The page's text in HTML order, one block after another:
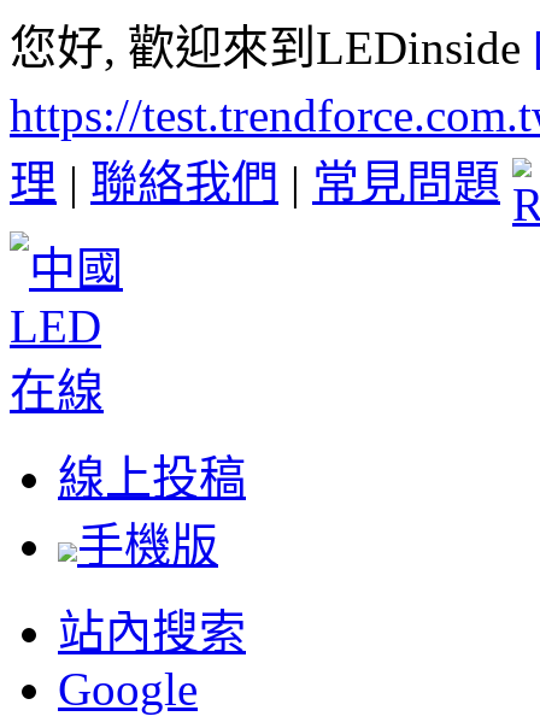
您好, 歡迎來到LEDinside
https://
理 | 聯絡我們 | 常見問題
線上投稿
手機版
站內搜索
Google